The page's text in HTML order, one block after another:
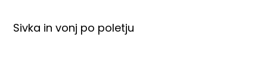
Sivka in vonj po poletju